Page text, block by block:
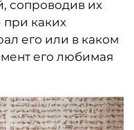
сопроводив их
при каких
его или в каком
его любимая